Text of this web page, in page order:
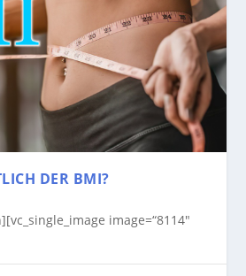
DER BMI?
image=“8114″